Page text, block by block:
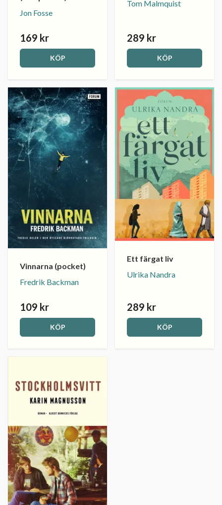
Jon Fosse
169 kr
KÖP
Tom Malmquist
289 kr
KÖP
Vinnarna (pocket)
Fredrik Backman
109 kr
KÖP
Ett färgat liv
Ulrika Nandra
289 kr
KÖP